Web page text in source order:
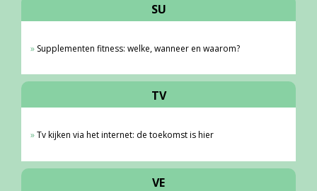
SU
Supplementen fitness: welke, wanneer en waarom?
TV
Tv kijken via het internet: de toekomst is hier
VE